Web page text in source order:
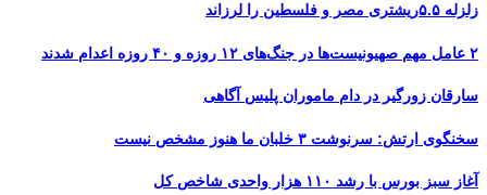
زلزله ۵.۵ریشتری مصر و فلسطین را لرزاند
۲ عامل مهم صهیونیست‌ها در جنگ‌های ۱۲ روزه و ۴۰ روزه اعدام شدند
سارقان زورگیر در دام ماموران پلیس آگاهی
سخنگوی ارتش: سرنوشت ۳ خلبان ما هنوز مشخص نیست
آغاز سبز بورس با رشد ۱۱۰ هزار واحدی شاخص کل